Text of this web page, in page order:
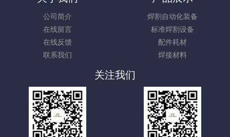
公司简介
在线留言
在线反馈
联系我们
焊割自动化装备
标准焊割设备
配件耗材
焊接材料
关注我们